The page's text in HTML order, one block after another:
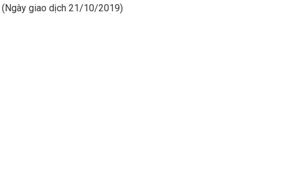
(Ngày giao dịch 21/10/2019)